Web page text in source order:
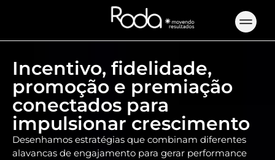
Incentivo, fidelidade,
promoção e premiação
conectados para
impulsionar crescimento
Desenhamos estratégias que combinam diferentes
alavancas de engajamento para gerar performance